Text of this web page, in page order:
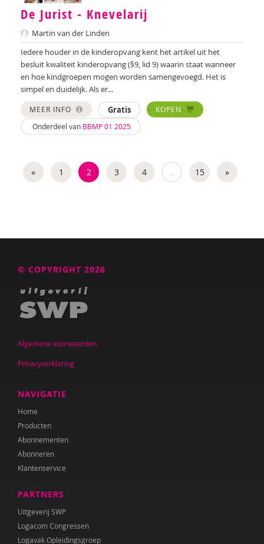
De Jurist - Knevelarij
Martin van der Linden
Iedere houder in de kinderopvang kent het artikel uit het
besluit kwaliteit kinderopvang (§9, lid 9) waarin staat wanneer
en hoe kindgroepen mogen worden samengevoegd. Het is
simpel en duidelijk. Als er...
MEER INFO Gratis
KOPEN
Onderdeel van BBMP 01 2025
« 1 2 3 4 .. 15 »
© COPYRIGHT 2026
Algemene voorwaarden
Privacyverklaring
NAVIGATIE
Home
Producten
Abonnementen
Abonneren
Klantenservice
PARTNERS
Uitgeverij SWP
Logacom Congressen
Logavak Opleidingsgroep